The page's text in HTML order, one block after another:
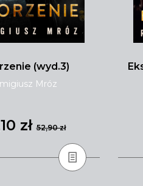
(wyd.3)
Mróz
zł52,90 zł